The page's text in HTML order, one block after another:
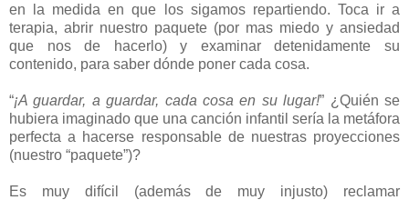
en la medida en que los sigamos repartiendo. Toca ir a
terapia, abrir nuestro paquete (por mas miedo y ansiedad
que nos de hacerlo) y examinar detenidamente su
contenido, para saber dónde poner cada cosa.
“¡A guardar, a guardar, cada cosa en su lugar!” ¿Quién se
hubiera imaginado que una canción infantil sería la metáfora
perfecta a hacerse responsable de nuestras proyecciones
(nuestro “paquete”)?
Es muy difícil (además de muy injusto) reclamar